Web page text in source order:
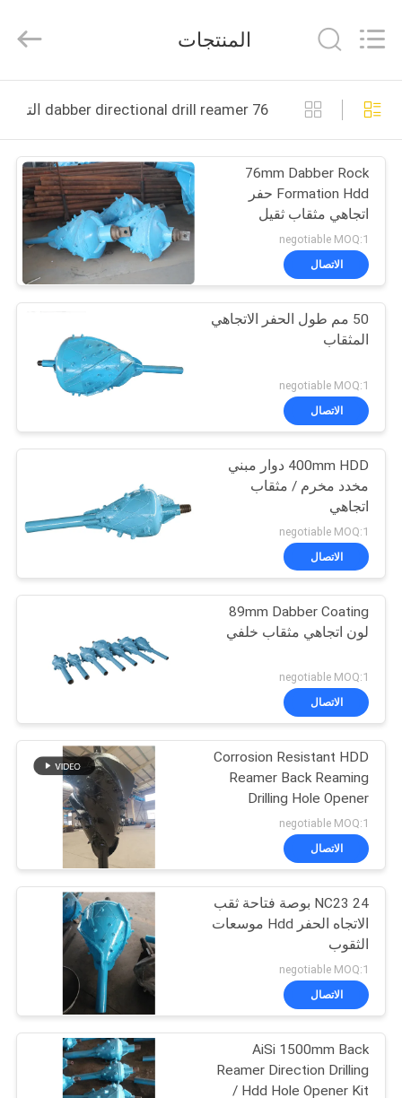
الصفحة
الرئيسية
منتجات
فيديوهات
معلومات
جولة
في
المصنع
مراقبة
الجودة
اتصل
أخبار
القضايا
خريطة
الموقع
PRIVACY
POLICY
Ltd..
Reserved.
المنتجات
76 dabber directional drill reamer التصنيع عبر الإنترنت
76mm Dabber Rock
Formation Hdd حفر
اتجاهي مثقاب ثقيل
negotiable MOQ:1
الاتصال
50 مم طول الحفر الاتجاهي
المثقاب
negotiable MOQ:1
الاتصال
400mm HDD دوار مبني
مخدد مخرم / مثقاب
اتجاهي
negotiable MOQ:1
الاتصال
89mm Dabber Coating
لون اتجاهي مثقاب خلفي
negotiable MOQ:1
الاتصال
Corrosion Resistant HDD
Reamer Back Reaming
Drilling Hole Opener
Trenchless Directional
Drilling Tool
negotiable MOQ:1
الاتصال
NC23 24 بوصة فتاحة ثقب
الاتجاه الحفر Hdd موسعات
الثقوب
negotiable MOQ:1
الاتصال
AiSi 1500mm Back
Reamer Direction Drilling
/ Hdd Hole Opener Kit